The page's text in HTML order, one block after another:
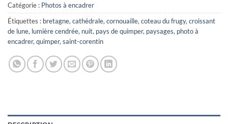
Catégorie : Photos à encadrer
Étiquettes : bretagne, cathédrale, cornouaille, coteau du frugy, croissant
de lune, lumière cendrée, nuit, pays de quimper, paysages, photo à
encadrer, quimper, saint-corentin